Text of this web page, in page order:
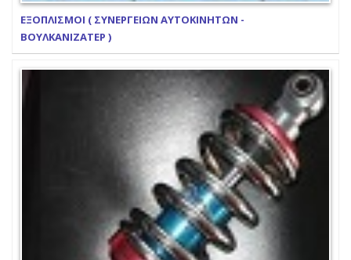
ΕΞΟΠΛΙΣΜΟΙ ( ΣΥΝΕΡΓΕΙΩΝ ΑΥΤΟΚΙΝΗΤΩΝ -
ΒΟΥΛΚΑΝΙΖΑΤΕΡ )